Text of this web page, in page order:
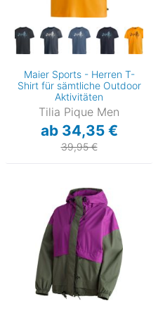
Maier Sports - Herren T-
Shirt für sämtliche Outdoor
Aktivitäten
Tilia Pique Men
ab 34,35 €
39,95 €